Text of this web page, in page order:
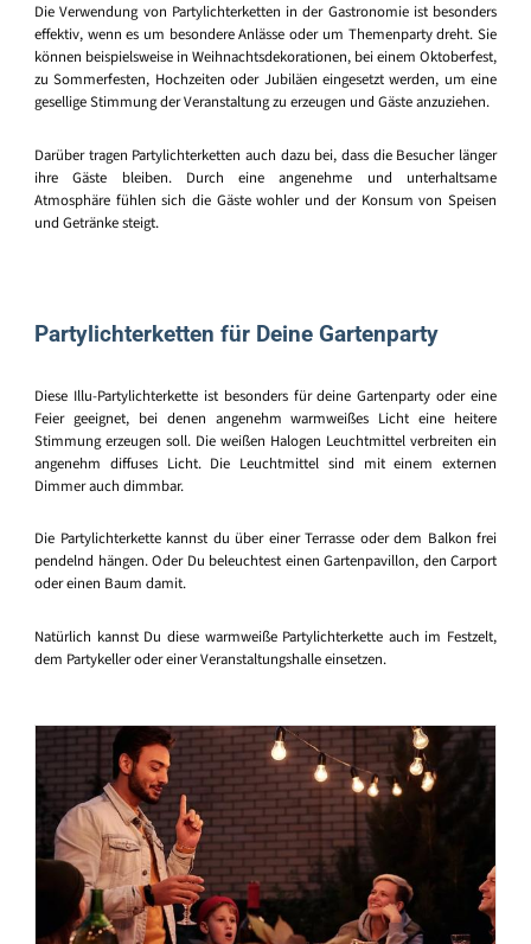
Die Verwendung von Partylichterketten in der Gastronomie ist besonders
effektiv, wenn es um besondere Anlässe oder um Themenparty dreht. Sie
können beispielsweise in Weihnachtsdekorationen, bei einem Oktoberfest,
zu Sommerfesten, Hochzeiten oder Jubiläen eingesetzt werden, um eine
gesellige Stimmung der Veranstaltung zu erzeugen und Gäste anzuziehen.
Darüber tragen Partylichterketten auch dazu bei, dass die Besucher länger
ihre Gäste bleiben. Durch eine angenehme und unterhaltsame
Atmosphäre fühlen sich die Gäste wohler und der Konsum von Speisen
und Getränke steigt.
Partylichterketten für Deine Gartenparty
Diese Illu-Partylichterkette ist besonders für deine Gartenparty oder eine
Feier geeignet, bei denen angenehm warmweißes Licht eine heitere
Stimmung erzeugen soll. Die weißen Halogen Leuchtmittel verbreiten ein
angenehm diffuses Licht. Die Leuchtmittel sind mit einem externen
Dimmer auch dimmbar.
Die Partylichterkette kannst du über einer Terrasse oder dem Balkon frei
pendelnd hängen. Oder Du beleuchtest einen Gartenpavillon, den Carport
oder einen Baum damit.
Natürlich kannst Du diese warmweiße Partylichterkette auch im Festzelt,
dem Partykeller oder einer Veranstaltungshalle einsetzen.